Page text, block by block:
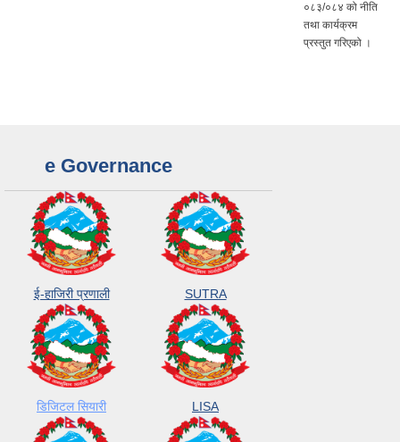
०८३/०८४ को नीति
तथा कार्यक्रम
प्रस्तुत गरिएको ।
e Governance
ई-हाजिरी प्रणाली SUTRA
डिजिटल सियारी LISA